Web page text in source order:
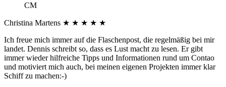
CM
Christina Martens ★ ★ ★ ★ ★
Ich freue mich immer auf die Flaschenpost, die regelmäßig bei mir
landet. Dennis schreibt so, dass es Lust macht zu lesen. Er gibt
immer wieder hilfreiche Tipps und Informationen rund um Contao
und motiviert mich auch, bei meinen eigenen Projekten immer klar
Schiff zu machen:-)